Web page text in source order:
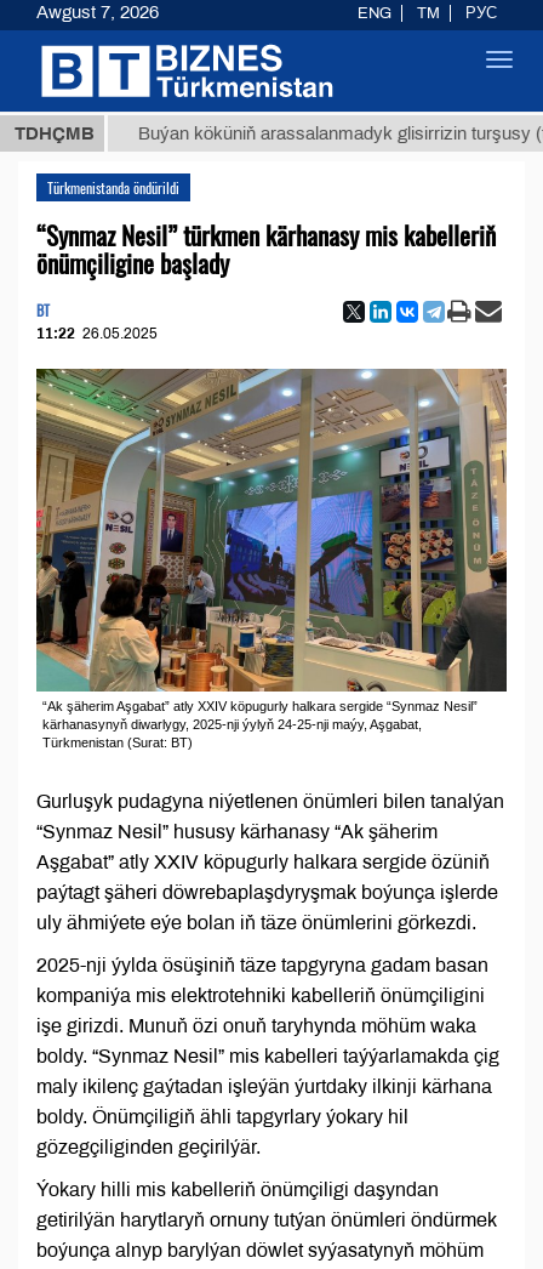
TDHÇMBBuýan köküniň arassalanmadyk glisirrizin turşusy (t.)
Türkmenistanda öndürildi
“Synmaz Nesil” türkmen kärhanasy mis kabelleriň
önümçiligine başlady
BT
11:22 26.05.2025
“Ak şäherim Aşgabat” atly XXIV köpugurly halkara sergide “Synmaz Nesil”
kärhanasynyň diwarlygy, 2025-nji ýylyň 24-25-nji maýy, Aşgabat,
Türkmenistan (Surat: BT)
Gurluşyk pudagyna niýetlenen önümleri bilen tanalýan
“Synmaz Nesil” hususy kärhanasy “Ak şäherim
Aşgabat” atly XXIV köpugurly halkara sergide özüniň
paýtagt şäheri döwrebaplaşdyryşmak boýunça işlerde
uly ähmiýete eýe bolan iň täze önümlerini görkezdi.
2025-nji ýylda ösüşiniň täze tapgyryna gadam basan
kompaniýa mis elektrotehniki kabelleriň önümçiligini
işe girizdi. Munuň özi onuň taryhynda möhüm waka
boldy. “Synmaz Nesil” mis kabelleri taýýarlamakda çig
maly ikilenç gaýtadan işleýän ýurtdaky ilkinji kärhana
boldy. Önümçiligiň ähli tapgyrlary ýokary hil
gözegçiliginden geçirilýär.
Ýokary hilli mis kabelleriň önümçiligi daşyndan
getirilýän harytlaryň ornuny tutýan önümleri öndürmek
boýunça alnyp barylýan döwlet syýasatynyň möhüm
Awgust 7, 2026 ENG TM РУС